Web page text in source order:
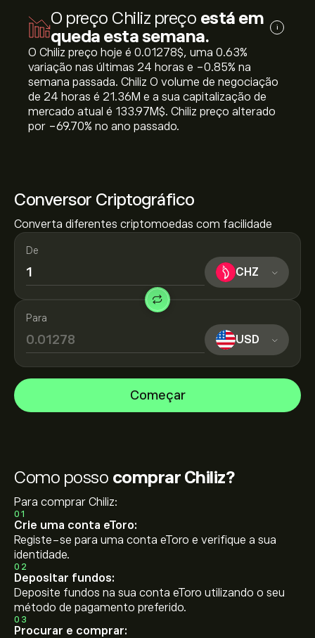
Conversor Criptográfico
Converta diferentes criptomoedas com facilidade
De
CHZ
Para
USD
Começar
O preço Chiliz preço está em
queda esta semana.
i
O Chiliz preço hoje é 0.01278‎$‎, uma ‎0.63‎%
variação nas últimas 24 horas e ‎-0.85‎% na
semana passada. Chiliz O volume de negociação
de 24 horas é 21.36M e a sua capitalização de
mercado atual é 133.97M‎$‎. Chiliz preço alterado
por ‎-69.70‎% no ano passado.
Como posso comprar Chiliz?
Para comprar Chiliz:
01
Crie uma conta eToro:
Registe-se para uma conta eToro e verifique a sua
identidade.
02
Depositar fundos:
Deposite fundos na sua conta eToro utilizando o seu
método de pagamento preferido.
03
Procurar e comprar: